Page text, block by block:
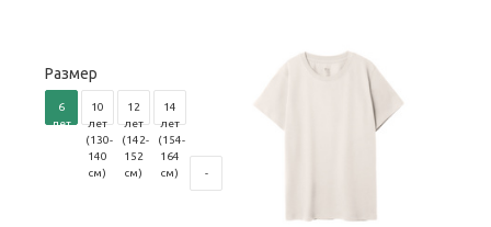
Размер
6
лет
10
лет
(130-
140
см)
12
лет
(142-
152
см)
14
лет
(154-
164
см)
-